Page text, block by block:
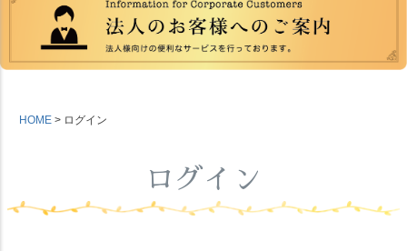
HOME ログイン
ログイン